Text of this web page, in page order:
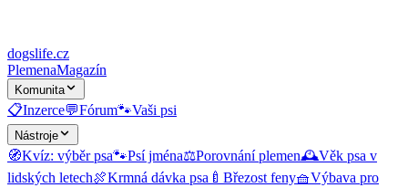
dogslife.cz
PlemenaMagazín
Komunita
📋Inzerce💬Fórum🐾Vaši psi
Nástroje
🧭Kvíz: výběr psa🐾Psí jména⚖️Porovnání plemen🕰️Věk psa v
lidských letech🍖Krmná dávka psa 🍼 Březost feny🧺Výbava pro